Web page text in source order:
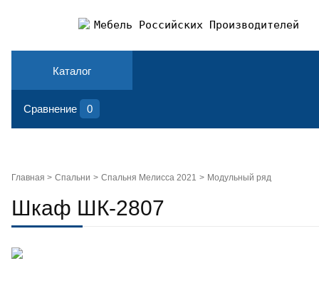
Мебель Российских Производителей
Каталог
Сравнение 0
Главная > Спальни Спальня Мелисса 2021 Модульный ряд
Шкаф ШК-2807